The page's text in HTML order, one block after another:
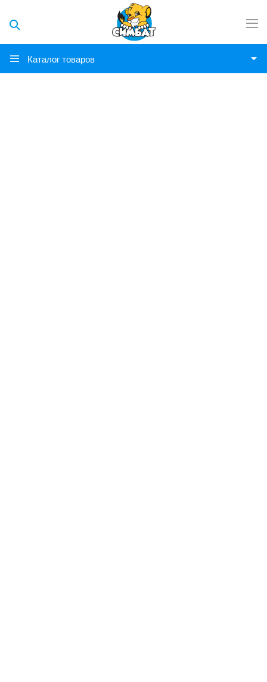
Каталог товаров